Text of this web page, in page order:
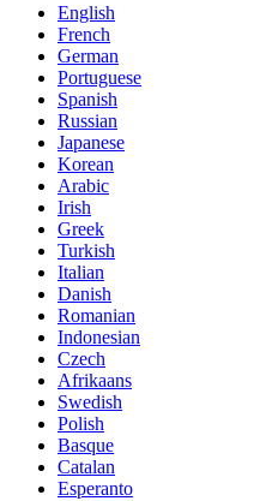
English
French
German
Portuguese
Spanish
Russian
Japanese
Korean
Arabic
Irish
Greek
Turkish
Italian
Danish
Romanian
Indonesian
Czech
Afrikaans
Swedish
Polish
Basque
Catalan
Esperanto